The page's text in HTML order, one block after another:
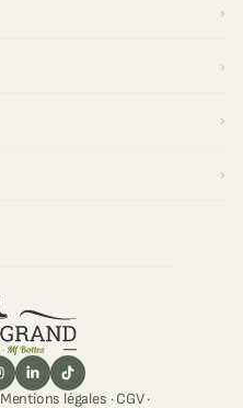
Mentions légales ·CGV·